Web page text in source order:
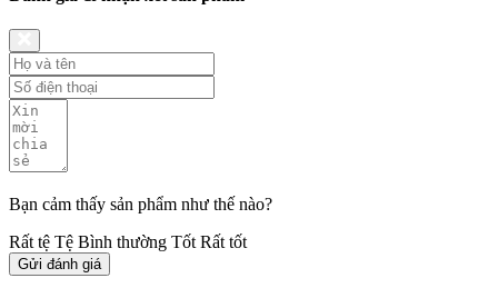
Bạn cảm thấy sản phẩm như thế nào?
Rất tệ Tệ Bình thường Tốt Rất tốt
Gửi đánh giá